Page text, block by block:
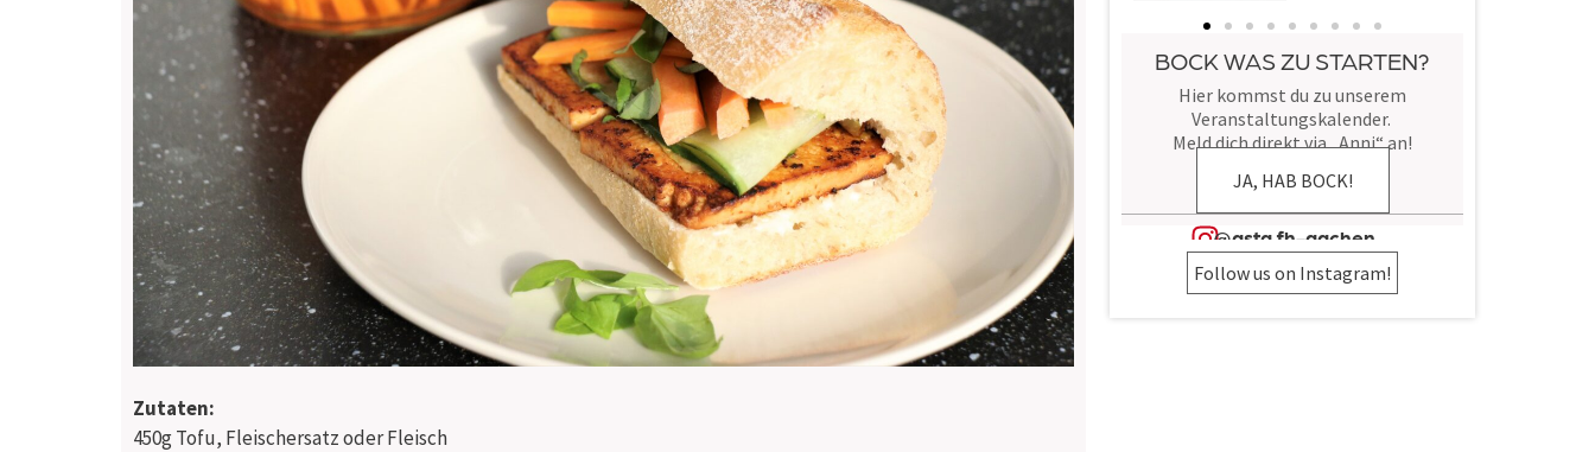
Zutaten:
450gTofu, Fleischersatz oder Fleisch
BOCK WAS ZU STARTEN?
Hier kommst du zu unserem
Veranstaltungskalender.
Meld dich direkt via „Anni“ an!
JA, HAB BOCK!
@asta.fh-aachen
Follow us on Instagram!